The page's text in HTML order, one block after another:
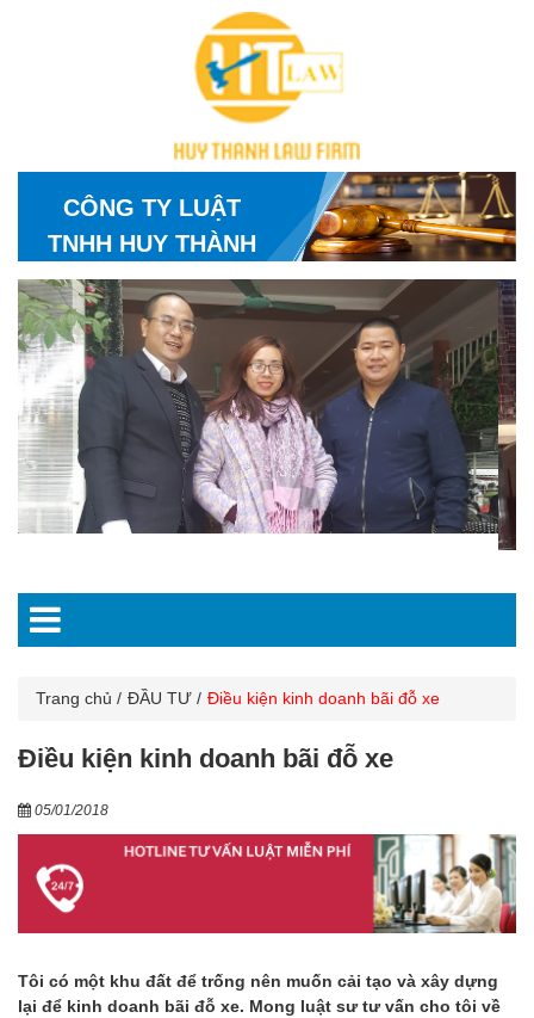
CÔNG TY LUẬT
TNHH HUY THÀNH
Trang chủ ĐẦU TƯ Điều kiện kinh doanh bãi đỗ xe
Điều kiện kinh doanh bãi đỗ xe
05/01/2018
Tôi có một khu đất để trống nên muốn cải tạo và xây dựng
lại để kinh doanh bãi đỗ xe. Mong luật sư tư vấn cho tôi về